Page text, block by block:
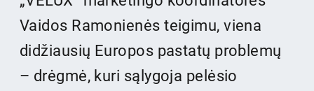
Vaidos Ramonienės teigimu, viena
didžiausių Europos pastatų problemų
– drėgmė, kuri sąlygoja pelėsio